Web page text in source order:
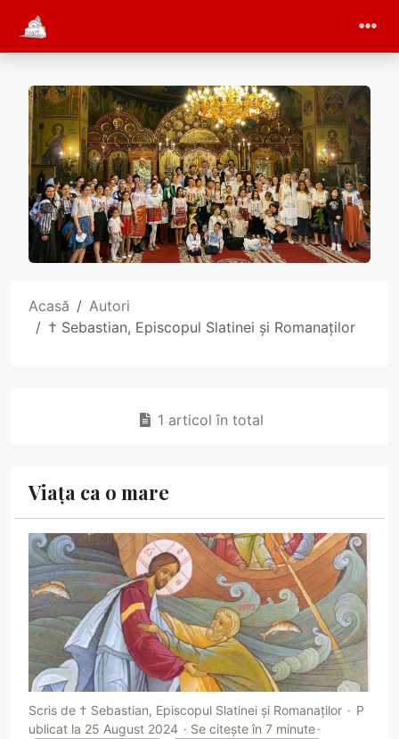
Acasă
Autori
† Sebastian, Episcopul Slatinei și Romanaților
1 articol în total
Viața ca o mare
Scris de † Sebastian, Episcopul Slatinei și Romanaților
P
ublicat la 25 August 2024
Se citește în 7 minute